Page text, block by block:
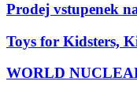
Prodej vstupenek
Toys for Kidsters,
WORLD